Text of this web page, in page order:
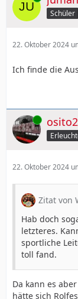
Schüler
22. Oktober 2024
Ich finde die
Online
22. Oktober 2024
Zitat von
Hab doch
letzteres.
sportliche
toll fand.
Da kann es
hätte sich